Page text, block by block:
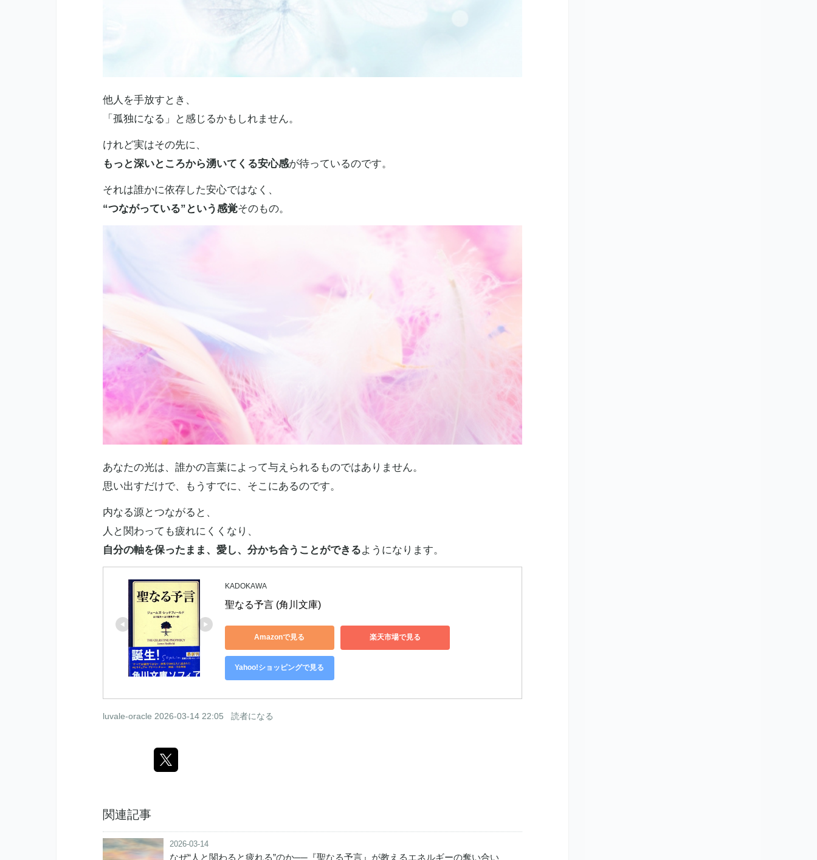
他人を手放すとき、
「孤独になる」と感じるかもしれません。
けれど実はその先に、
もっと深いところから湧いてくる安心感が待っているのです。
それは誰かに依存した安心ではなく、
“つながっている”という感覚そのもの。
あなたの光は、誰かの言葉によって与えられるものではありません。
思い出すだけで、もうすでに、そこにあるのです。
内なる源とつながると、
人と関わっても疲れにくくなり、
自分の軸を保ったまま、愛し、分かち合うことができるようになります。
KADOKAWA
聖なる予言 (角川文庫)
Amazonで見る 楽天市場で見る
Yahoo!ショッピングで見る
luvale-oracle 2026-03-14 22:05 読者になる
関連記事
2026-03-14
なぜ“人と関わると疲れる”のか──『聖なる予言』が教えるエネルギーの奪い合い